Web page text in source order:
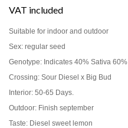
VAT included
Suitable for indoor and outdoor
Sex: regular seed
Genotype: Indicates 40% Sativa 60%
Crossing: Sour Diesel x Big Bud
Interior: 50-65 Days.
Outdoor: Finish september
Taste: Diesel sweet lemon